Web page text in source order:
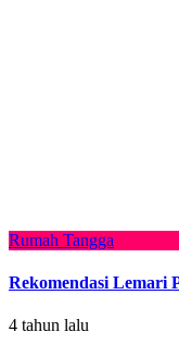
Rumah Tangga
Rekomendasi Lemari
4 tahun lalu